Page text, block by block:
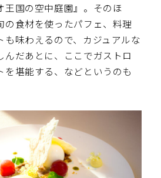
王国の空中庭園』。そのほ
の食材を使ったパフェ、料理
も味わえるので、カジュアルな
んだあとに、ここでガストロ
を堪能する、などというのも